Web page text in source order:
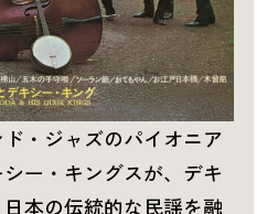
・ジャズのパイオニア
ー・キングスが、デキ
本の伝統的な民謡を融